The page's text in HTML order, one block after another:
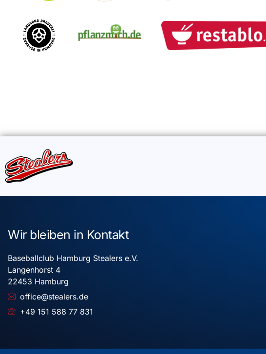
Wir bleiben in Kontakt
Baseballclub Hamburg Stealers e.V.
Langenhorst 4
22453 Hamburg
office@stealers.de
+49 151 588 77 831